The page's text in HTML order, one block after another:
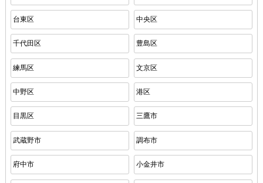
台東区 中央区
千代田区 豊島区
練馬区 文京区
中野区 港区
目黒区 三鷹市
武蔵野市 調布市
府中市 小金井市